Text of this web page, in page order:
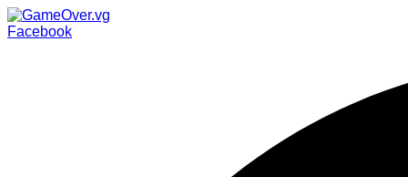
Facebook